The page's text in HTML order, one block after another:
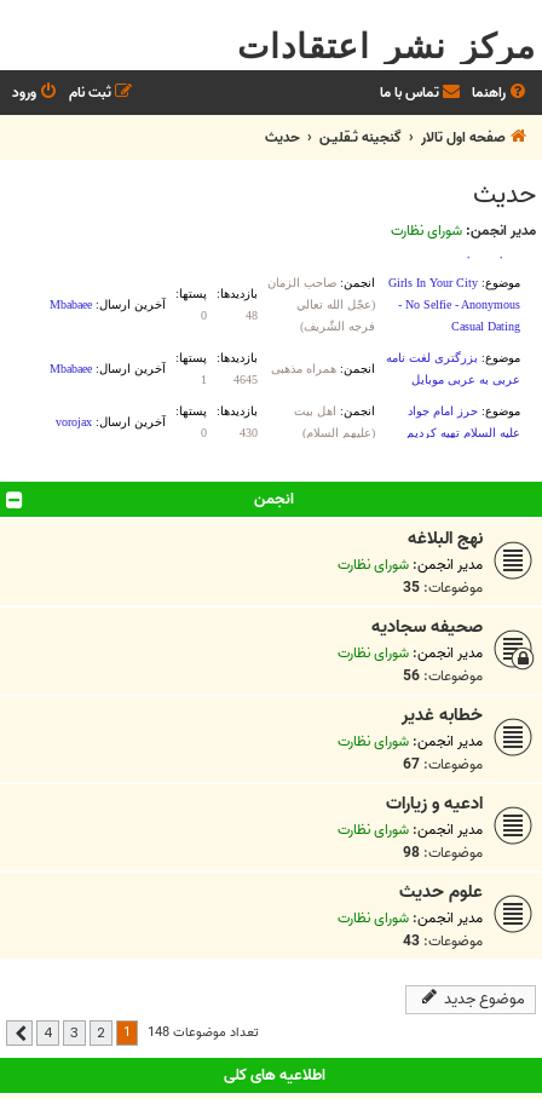
مرکز نشر اعتقادات
راهنما تماس با ما ورود
ثبت نام
صفحه اول تالار
گنجینه ثـقلیـن حديث
حديث
مدیر انجمن: شورای نظارت
انجمن
نهج البلاغه
مدیر انجمن: شورای نظارت
موضوعات: 35
صحیفه سجادیه
مدیر انجمن: شورای نظارت
موضوعات: 56
خطابه غدیر
مدیر انجمن: شورای نظارت
موضوعات: 67
ادعيه و زيارات
مدیر انجمن: شورای نظارت
موضوعات: 98
علوم حدیث
مدیر انجمن: شورای نظارت
موضوعات: 43
موضوع جدید
تعداد موضوعات 148 2
3
4 بعدی
اطلاعیه های کلی